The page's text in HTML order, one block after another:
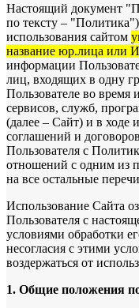
Настоящий документ
по тексту –
использования сайтом
название юр.лица или
информации
лиц, входящих в одну
Пользователе во время
сервисов, служб,
(далее – Сайт) и в
соглашений и
Пользователя с
отношений с одним из
на все остальные
Использование Сайта
Пользователя с
условиями обработки
несогласия с этими
воздержаться от
1. Общие положения